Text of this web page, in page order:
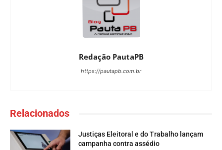
Redação PautaPB
https://pautapb.com.br
Relacionados
Justiças Eleitoral e do Trabalho lançam
campanha contra assédio